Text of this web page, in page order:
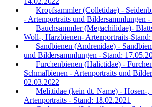
Kropfsammler (Colletidae) -
- Artenportraits und Bildersammlungen -
Bauchsammler (Megachilidae)-
Woll-, Harzbienen- Artenportraits-
Sandbienen (Andrenidae) -
und Bildersammlungen - Stand:
Furchenbienen (Halictidae) -
Schmalbienen - Artenportraits und
02.03.2022
Melittidae (kein dt. Name) - Hosen-,
Artenportraits - Stand: 18.02.2021